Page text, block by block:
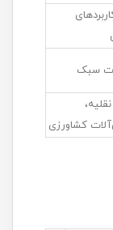
سبک
کشاورزی